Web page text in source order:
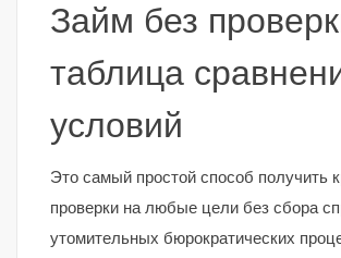
Займ без
таблица
условий
Это самый простой способ получить
проверки на любые цели без сбора
утомительных бюрократических